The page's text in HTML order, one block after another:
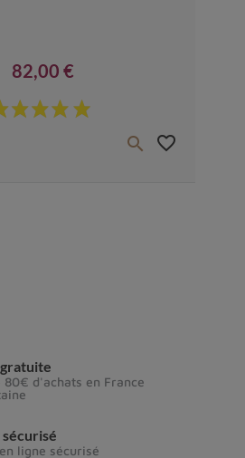
Prix
82,00 €
 favorite_border
d'achats en France
ligne sécurisé